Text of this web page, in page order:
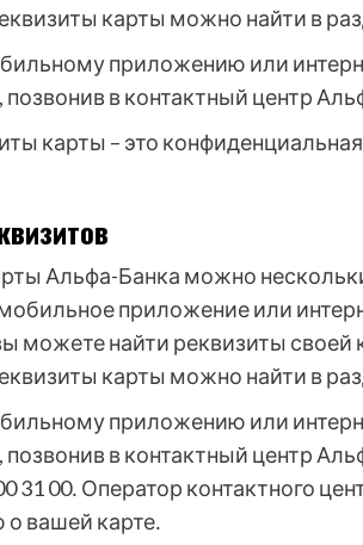
карты можно найти в
приложению или
в контактный центр
карты – это
Альфа-Банка можно
приложение или
можете найти реквизиты своей
карты можно найти в
приложению или
в контактный центр
31 00․ Оператор контактного
вашей карте․